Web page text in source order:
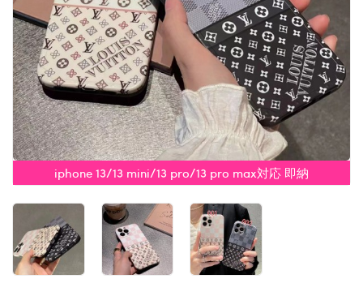
iphone 13/13 mini/13 pro/13 pro max対応 即納